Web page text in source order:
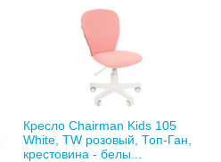
Кресло Chairman Kids 105
White, TW розовый, Топ-Ган,
крестовина - белы...